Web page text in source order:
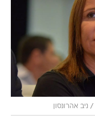
/ ניב אהרונסון